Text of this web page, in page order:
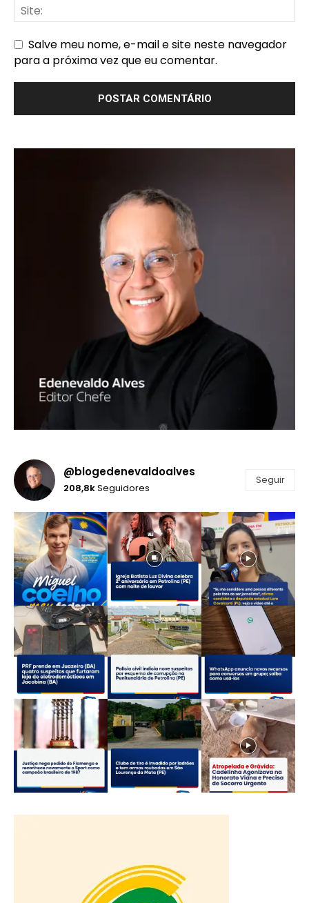
Salve meu nome, e-mail e site neste navegador
para a próxima vez que eu comentar.
@blogedenevaldoalves
208,8kSeguidores
Seguir